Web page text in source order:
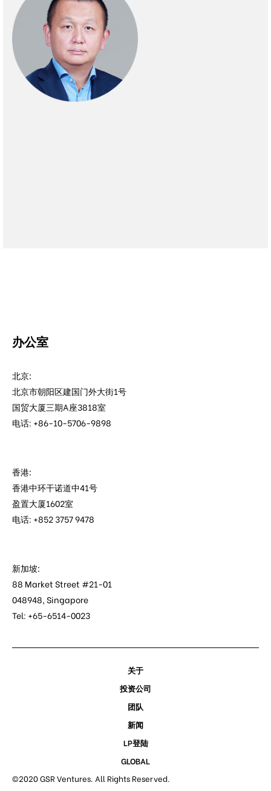
办公室
北京:
北京市朝阳区建国门外大街1号
国贸大厦三期A座3818室
电话: +86-10-5706-9898
香港:
香港中环干诺道中41号
盈置大厦1602室
电话: +852 3757 9478
新加坡:
88 Market Street #21-01
048948, Singapore
Tel: +65-6514-0023
关于
投资公司
团队
新闻
LP登陆
GLOBAL
©2020 GSR Ventures. All Rights Reserved.